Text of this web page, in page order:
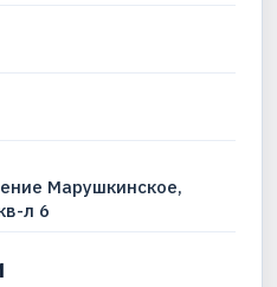
Марушкинское,
л 6